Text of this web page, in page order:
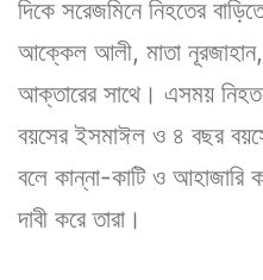
দিকে সরেজমিনে নিহতের
আক্কেল আলী, মাতা নূরজাহান,
আক্তারের সাথে। এসময়
বয়সের ইসমাঈল ও ৪ বছর
বলে কান্না-কাটি ও আহাজারি
দাবী করে তারা।